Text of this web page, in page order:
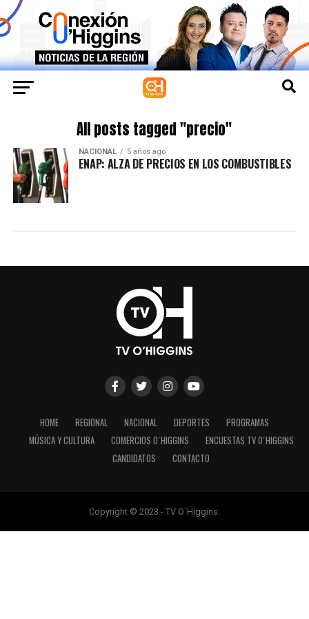
All posts tagged "precio"
NACIONAL 5 años ago
ENAP: ALZA DE PRECIOS EN LOS COMBUSTIBLES
HOME REGIONAL NACIONAL DEPORTES
PROGRAMAS
MÚSICA Y CULTURA
COMERCIOS O´HIGGINS
ENCUESTAS TV O´HIGGINS
CANDIDATOS
CONTACTO
Copyright © 2023 - TV O´Higgins.